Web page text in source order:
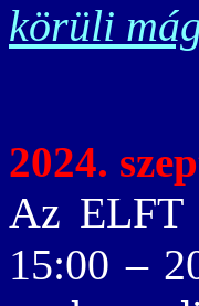
körüli
2024.
Az ELFT
15:00 –